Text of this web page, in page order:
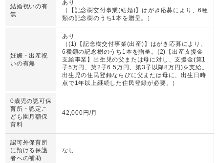
結婚祝いの有
無
あり
（
【記念樹交付事業(結婚)】はがき応募により、6種
類の記念樹のうち1本を贈呈。
）
妊娠・出産祝
いの有無
あり
（ (1)【記念樹交付事業(出産)】はがき応募により、
6種類の記念樹のうち1本を贈呈。(2)【出産支援金
支給事業】出生児の父または母に対し、支援金(第1
子5万円、第2子6.5万円、第3子以降8万円)を支給。
出生児の住民登録ならびに父または母に、出生日時
点で1年以上継続した住民登録が必要。
）
0歳児の認可保
育所・認定こ
ども園月額保
育料
42,000円/月
認可外保育所
に預ける保護
者への補助
なし